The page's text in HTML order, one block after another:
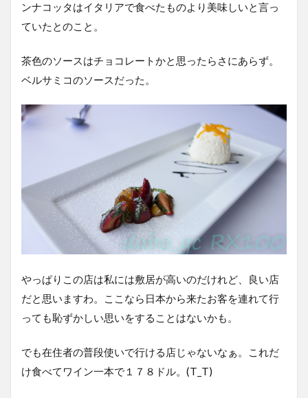
ンナコッタはイタリアで食べたものより美味しいと言っ
ていたとのこと。
茶色のソースはチョコレートかと思ったらさにあらず。
ベルサミコのソースだった。
やっぱりこの店は私には敷居が高いのだけれど、良い店
だと思いますわ。ここなら日本から来たお客を連れて行
っても恥ずかしい思いをすることはないかも。
でも在住者の普段使いで行ける店じゃないなぁ。これだ
け食べてワイン一本で１７８ドル。(T_T)